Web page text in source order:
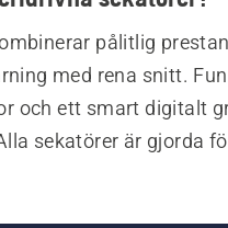
pålitlig
med rena snitt.
och ett smart digitalt
sekatörer är gjorda